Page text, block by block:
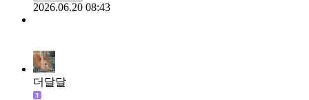
2026.06.20 08:43
더달달